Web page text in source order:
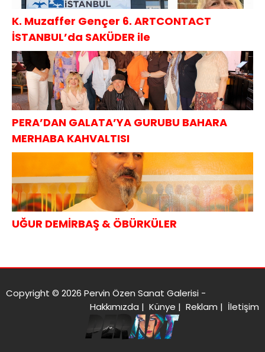
K. Muzaffer Gençer 6. ARTCONTACT
İSTANBUL’da SAKÜDER ile
PERA’DAN GALATA’YA GURUBU BAHARA
MERHABA KAHVALTISI
UĞUR DEMİRBAŞ & ÖBÜRKÜLER
Copyright © 2026 Pervin Özen Sanat Galerisi -
Hakkımızda | Künye | Reklam | İletişim